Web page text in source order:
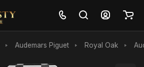
Audemars Piguet Royal Oak